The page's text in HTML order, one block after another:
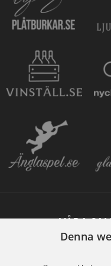
VÅRA
Denna